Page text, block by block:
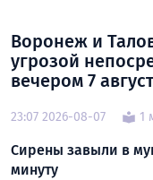
Воронеж и
угрозой
вечером 7
23:07 2026-08-07 1
Сирены завыли в
минуту